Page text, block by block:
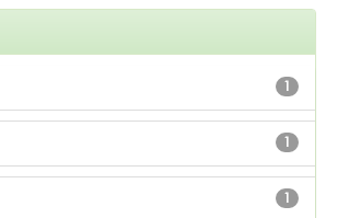
1
1
1